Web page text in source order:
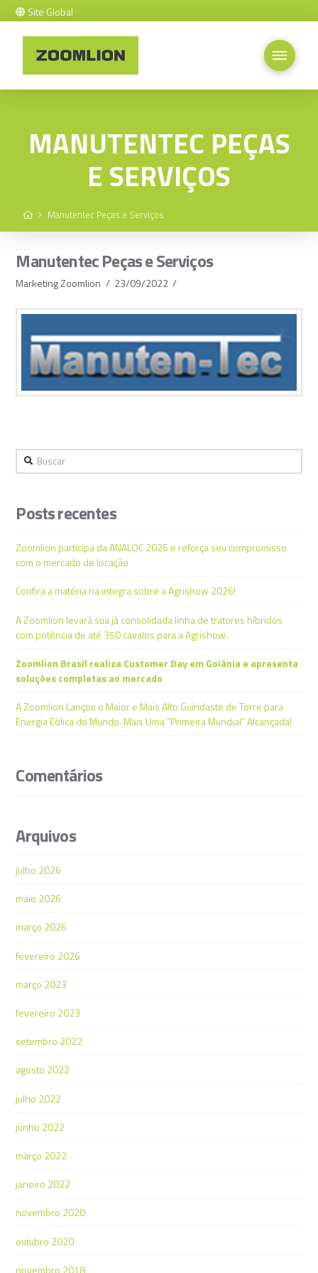
Site Global
MANUTENTEC PEÇAS
E SERVIÇOS
HomeManutentec Peças e Serviços
Manutentec Peças e Serviços
Marketing Zoomlion 23/09/2022
Buscar
Posts recentes
Zoomlion participa da ANALOC 2026 e reforça seu compromisso
com o mercado de locação
Confira a matéria na integra sobre a Agrishow 2026!
A Zoomlion levará sua já consolidada linha de tratores híbridos
com potência de até 350 cavalos para a Agrishow.
Zoomlion Brasil realiza Customer Day em Goiânia e apresenta
soluções completas ao mercado
A Zoomlion Lançou o Maior e Mais Alto Guindaste de Torre para
Energia Eólica do Mundo. Mais Uma “Primeira Mundial” Alcançada!
Comentários
Arquivos
julho 2026
maio 2026
março 2026
fevereiro 2026
março 2023
fevereiro 2023
setembro 2022
agosto 2022
julho 2022
junho 2022
março 2022
janeiro 2022
novembro 2020
outubro 2020
novembro 2018